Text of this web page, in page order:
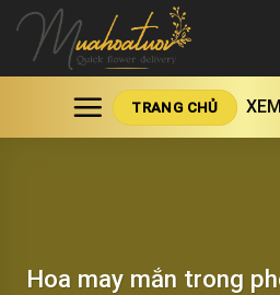
Skip
content
TRANG CHỦ
Hoa may mắn trong